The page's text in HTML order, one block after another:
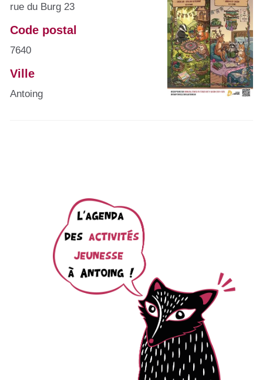
rue du Burg 23
Code postal
7640
Ville
Antoing